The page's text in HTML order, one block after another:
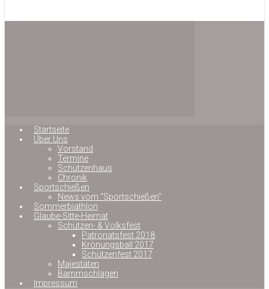
Startseite
Über Uns
Vorstand
Termine
Schützenhaus
Chronik
Sportschießen
News vom “Sportschießen”
Sommerbiathlon
Glaube-Sitte-Heimat
Schützen- & Volksfest
Patronatsfest 2018
Krönungsball 2017
Schützenfest 2017
Majestäten
Bammschlagen
Impressum